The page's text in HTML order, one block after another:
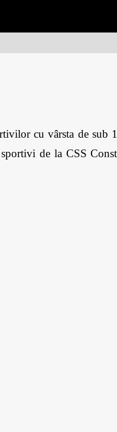
cu vârsta de sub
de la CSS